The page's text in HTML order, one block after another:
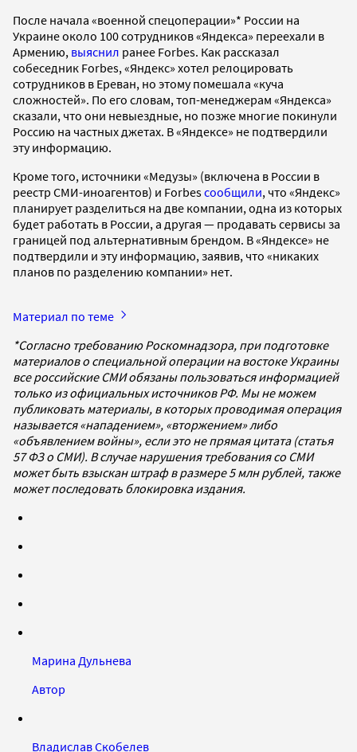
После начала «военной спецоперации»* России на
Украине около 100 сотрудников «Яндекса» переехали в
Армению, выяснил ранее Forbes. Как рассказал
собеседник Forbes, «Яндекс» хотел релоцировать
сотрудников в Ереван, но этому помешала «куча
сложностей». По его словам, топ-менеджерам «Яндекса»
сказали, что они невыездные, но позже многие покинули
Россию на частных джетах. В «Яндексе» не подтвердили
эту информацию.
Кроме того, источники «Медузы» (включена в России в
реестр СМИ-иноагентов) и Forbesсообщили, что «Яндекс»
планирует разделиться на две компании, одна из которых
будет работать в России, а другая — продавать сервисы за
границей под альтернативным брендом. В «Яндексе» не
подтвердили и эту информацию, заявив, что «никаких
планов по разделению компании» нет.
Материал по теме
*Согласно требованию Роскомнадзора, при подготовке
материалов о специальной операции на востоке Украины
все российские СМИ обязаны пользоваться информацией
только из официальных источников РФ. Мы не можем
публиковать материалы, в которых проводимая операция
называется «нападением», «вторжением» либо
«объявлением войны», если это не прямая цитата (статья
57 ФЗ о СМИ). В случае нарушения требования со СМИ
может быть взыскан штраф в размере 5 млн рублей, также
может последовать блокировка издания.
Марина Дульнева
Автор
Владислав Скобелев